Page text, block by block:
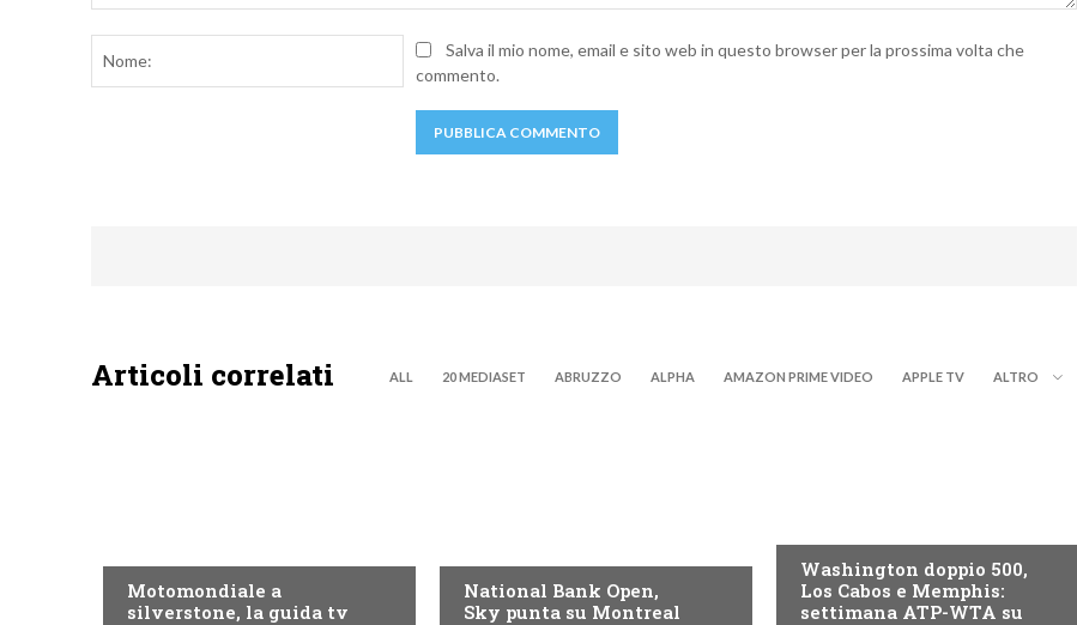
Nome:Salva il mio nome, email e sito web in questo browser per la prossima volta che
commento.
Articoli correlati ALL 20 MEDIASET ABRUZZO ALPHA AMAZON PRIME VIDEO APPLE TV ALTRO
Motomondiale a
silverstone, la guida tv
National Bank Open,
Sky punta su Montreal
Washington doppio 500,
Los Cabos e Memphis:
settimana ATP-WTA su